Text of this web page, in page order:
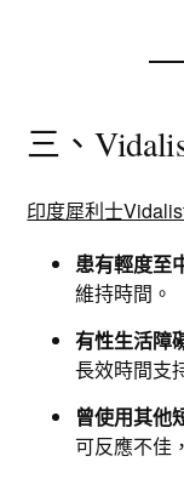
三、
印度犀利士
患有輕度至
維持時間。
有性生活障
長效時間支
曾使用其他
可反應不佳